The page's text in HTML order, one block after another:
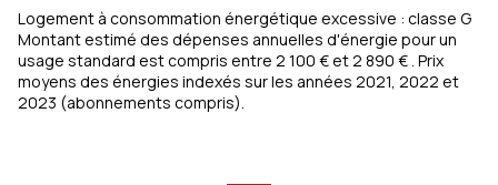
Logement à consommation énergétique excessive : classe G
Montant estimé des dépenses annuelles d'énergie pour un
usage standard est compris entre 2 100 € et 2 890 € . Prix
moyens des énergies indexés sur les années 2021, 2022 et
2023 (abonnements compris).